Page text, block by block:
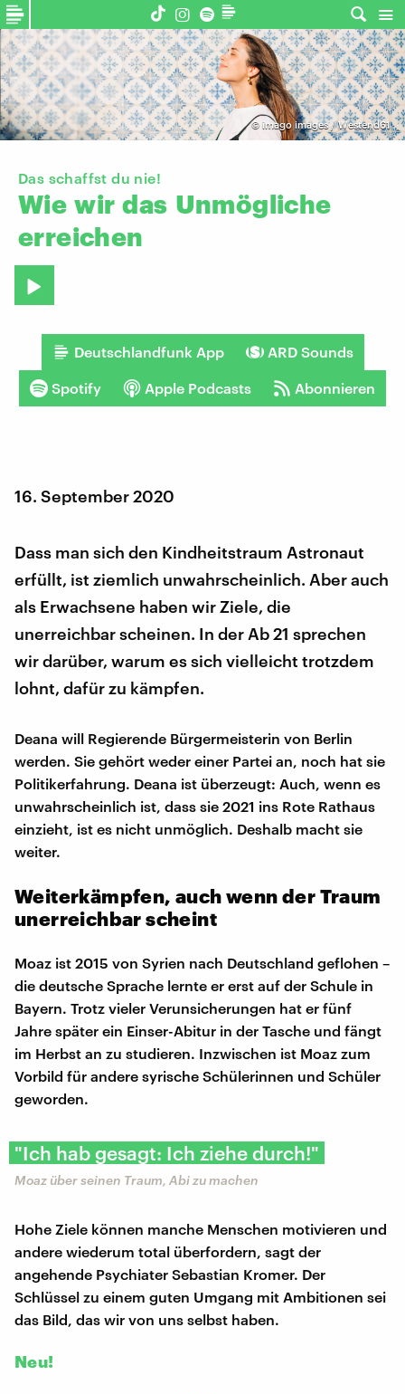
© imago images / Westend61
Das schaffst du nie!
Wie wir das Unmögliche
erreichen
Deutschlandfunk App ARD Sounds
Spotify Apple Podcasts Abonnieren
16. September 2020
Dass man sich den Kindheitstraum Astronaut
erfüllt, ist ziemlich unwahrscheinlich. Aber auch
als Erwachsene haben wir Ziele, die
unerreichbar scheinen. In der Ab 21 sprechen
wir darüber, warum es sich vielleicht trotzdem
lohnt, dafür zu kämpfen.
Deana will Regierende Bürgermeisterin von Berlin
werden. Sie gehört weder einer Partei an, noch hat sie
Politikerfahrung. Deana ist überzeugt: Auch, wenn es
unwahrscheinlich ist, dass sie 2021 ins Rote Rathaus
einzieht, ist es nicht unmöglich. Deshalb macht sie
weiter.
Weiterkämpfen, auch wenn der Traum
unerreichbar scheint
Moaz ist 2015 von Syrien nach Deutschland geflohen –
die deutsche Sprache lernte er erst auf der Schule in
Bayern. Trotz vieler Verunsicherungen hat er fünf
Jahre später ein Einser-Abitur in der Tasche und fängt
im Herbst an zu studieren. Inzwischen ist Moaz zum
Vorbild für andere syrische Schülerinnen und Schüler
geworden.
"Ich hab gesagt: Ich ziehe durch!"
Moaz über seinen Traum, Abi zu machen
Hohe Ziele können manche Menschen motivieren und
andere wiederum total überfordern, sagt der
angehende Psychiater Sebastian Kromer. Der
Schlüssel zu einem guten Umgang mit Ambitionen sei
das Bild, das wir von uns selbst haben.
Neu!